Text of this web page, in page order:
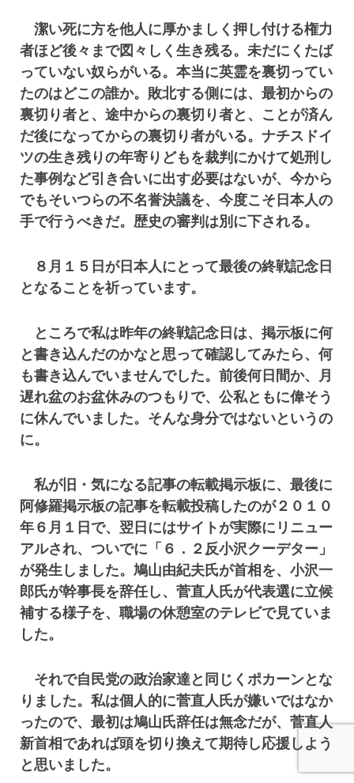
潔い死に方を他人に厚かましく押し付ける権力
者ほど後々まで図々しく生き残る。未だにくたば
っていない奴らがいる。本当に英霊を裏切ってい
たのはどこの誰か。敗北する側には、最初からの
裏切り者と、途中からの裏切り者と、ことが済ん
だ後になってからの裏切り者がいる。ナチスドイ
ツの生き残りの年寄りどもを裁判にかけて処刑し
た事例など引き合いに出す必要はないが、今から
でもそいつらの不名誉決議を、今度こそ日本人の
手で行うべきだ。歴史の審判は別に下される。
８月１５日が日本人にとって最後の終戦記念日
となることを祈っています。
ところで私は昨年の終戦記念日は、掲示板に何
と書き込んだのかなと思って確認してみたら、何
も書き込んでいませんでした。前後何日間か、月
遅れ盆のお盆休みのつもりで、公私ともに偉そう
に休んでいました。そんな身分ではないというの
に。
私が旧・気になる記事の転載掲示板に、最後に
阿修羅掲示板の記事を転載投稿したのが２０１０
年６月１日で、翌日にはサイトが実際にリニュー
アルされ、ついでに「６．２反小沢クーデター」
が発生しました。鳩山由紀夫氏が首相を、小沢一
郎氏が幹事長を辞任し、菅直人氏が代表選に立候
補する様子を、職場の休憩室のテレビで見ていま
した。
それで自民党の政治家達と同じくポカーンとな
りました。私は個人的に菅直人氏が嫌いではなか
ったので、最初は鳩山氏辞任は無念だが、菅直人
新首相であれば頭を切り換えて期待し応援しよう
と思いました。